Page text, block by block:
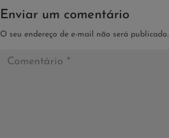
Enviar um comentário
O seu endereço de e-mail não será publicado.